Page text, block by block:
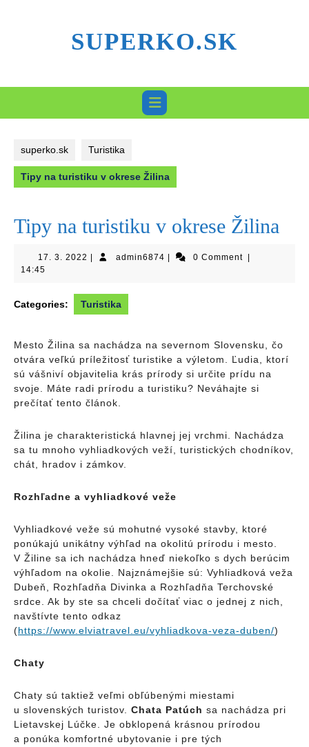
SUPERKO.SK
superko.sk Turistika
Tipy na turistiku v okrese Žilina
Tipy na turistiku v okrese Žilina
17. 3. 2022 17.
admin6874admin68740 Comment
14:45
Categories: Turistika
Mesto Žilina sa nachádza na severnom Slovensku, čo
otvára veľkú príležitosť turistike a výletom. Ľudia, ktorí
sú vášniví objavitelia krás prírody si určite prídu na
svoje. Máte radi prírodu a turistiku? Neváhajte si
prečítať tento článok.
Žilina je charakteristická hlavnej jej vrchmi. Nachádza
sa tu mnoho vyhliadkových veží, turistických chodníkov,
chát, hradov i zámkov.
Rozhľadne a vyhliadkové veže
Vyhliadkové veže sú mohutné vysoké stavby, ktoré
ponúkajú unikátny výhľad na okolitú prírodu i mesto.
V Žiline sa ich nachádza hneď niekoľko s dych berúcim
výhľadom na okolie. Najznámejšie sú: Vyhliadková veža
Dubeň, Rozhľadňa Divinka a Rozhľadňa Terchovské
srdce. Ak by ste sa chceli dočítať viac o jednej z nich,
navštívte tento odkaz
(https://www.elviatravel.eu/vyhliadkova-veza-duben/)
Chaty
Chaty sú taktiež veľmi obľúbenými miestami
u slovenských turistov. Chata Patúch sa nachádza pri
Lietavskej Lúčke. Je obklopená krásnou prírodou
a ponúka komfortné ubytovanie i pre tých